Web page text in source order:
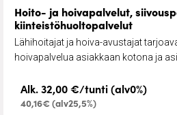
Hoito- ja hoivapalvelut,
kiinteistöhuoltopalvelut
Lähihoitajat ja hoiva-avustajat
hoivapalvelua asiakkaan kotona ja
Alk. 32,00 €/tunti (alv0%)
40,16€ (alv25,5%)